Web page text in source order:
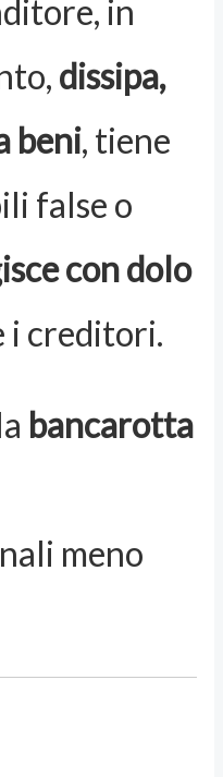
in
dissipa,
beni, tiene
false o
con dolo
i creditori.
bancarotta
meno